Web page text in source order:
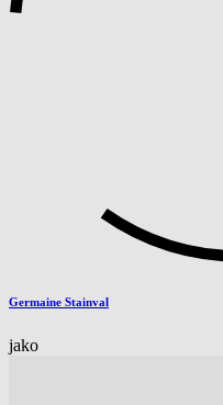
Germaine Stainval
jako